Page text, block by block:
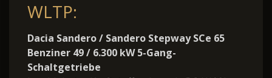
WLTP:
Dacia Sandero / Sandero Stepway SCe 65
Benziner 49 / 6.300 kW 5-Gang-
Schaltgetriebe